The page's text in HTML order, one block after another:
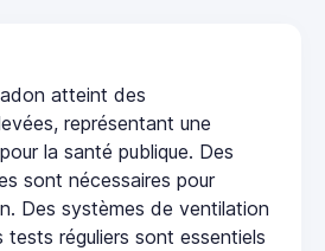
atteint des
représentant une
la santé publique. Des
sont nécessaires pour
Des systèmes de ventilation
tests réguliers sont essentiels